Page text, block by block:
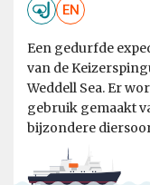
EN
Een gedurfde
van de
Weddell Sea. Er
gebruik gemaakt
bijzondere